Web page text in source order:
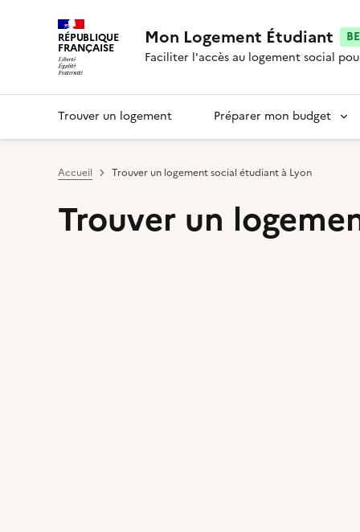
RÉPUBLIQUE
FRANÇAISE Mon Logement Étudiant
Faciliter l'accès au logement social
Trouver un logement Préparer mon budget
Accueil Trouver un logement social étudiant à Lyon
Trouver un